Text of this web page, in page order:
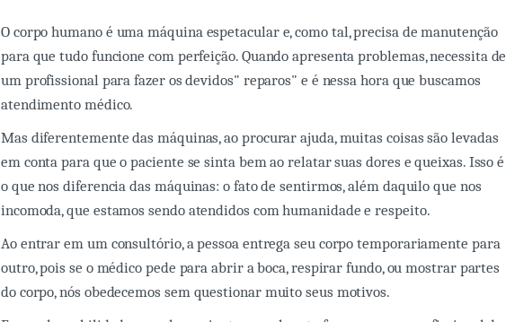
O corpo humano é uma máquina espetacular e, como tal, precisa de manutenção
para que tudo funcione com perfeição. Quando apresenta problemas, necessita de
um profissional para fazer os devidos" reparos" e é nessa hora que buscamos
atendimento médico.
Mas diferentemente das máquinas, ao procurar ajuda, muitas coisas são levadas
em conta para que o paciente se sinta bem ao relatar suas dores e queixas. Isso é
o que nos diferencia das máquinas: o fato de sentirmos, além daquilo que nos
incomoda, que estamos sendo atendidos com humanidade e respeito.
Ao entrar em um consultório, a pessoa entrega seu corpo temporariamente para
outro, pois se o médico pede para abrir a boca, respirar fundo, ou mostrar partes
do corpo, nós obedecemos sem questionar muito seus motivos.